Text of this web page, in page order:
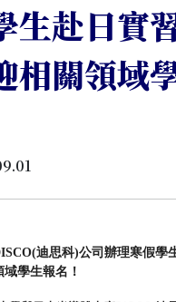
生赴日實
相關領域
迪思科)公司辦理寒假學
學生報名！